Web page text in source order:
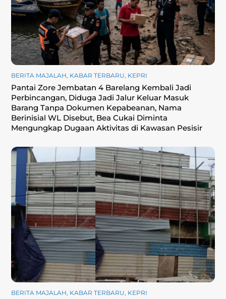
BERITA MAJALAH, KABAR TERBARU, KEPRI
Pantai Zore Jembatan 4 Barelang Kembali Jadi
Perbincangan, Diduga Jadi Jalur Keluar Masuk
Barang Tanpa Dokumen Kepabeanan, Nama
Berinisial WL Disebut, Bea Cukai Diminta
Mengungkap Dugaan Aktivitas di Kawasan Pesisir
BERITA MAJALAH, KABAR TERBARU, KEPRI